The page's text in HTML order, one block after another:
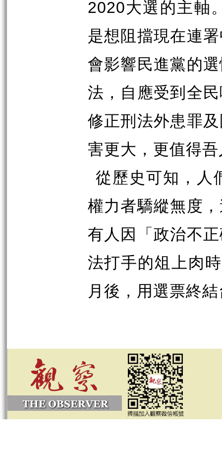
2020大選的主軸
是想阻擋現在連
會影響民進黨的
法，自應受到全
修正刑法外患罪
害更大，更值得
從歷史可知，人
權力者驕縱無度
有人因「政治不
法打手的俎上肉
月後，用選票終